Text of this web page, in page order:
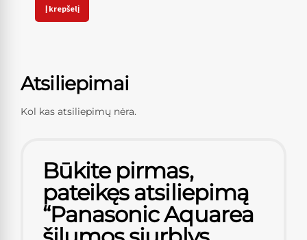
Į krepšelį
Atsiliepimai
Kol kas atsiliepimų nėra.
Būkite pirmas,
pateikęs atsiliepimą
“Panasonic Aquarea